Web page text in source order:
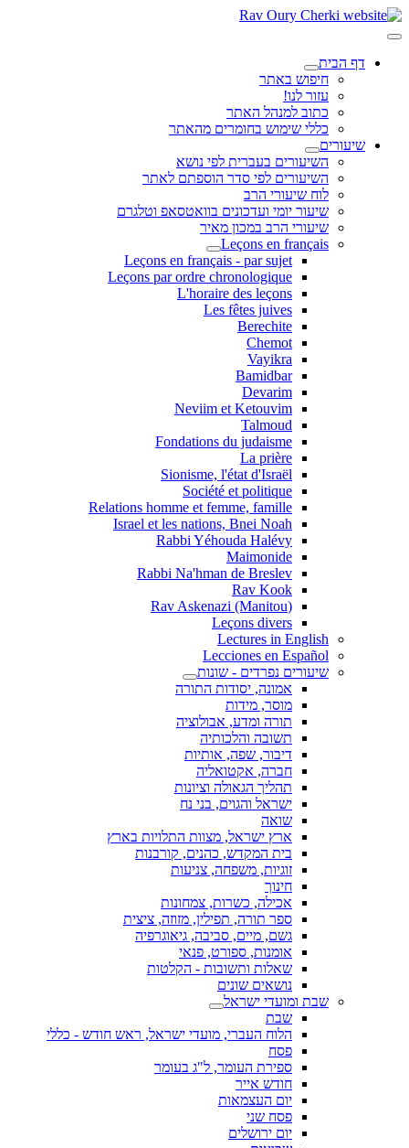
דף הבית
חיפוש באתר
עזור לנו!
כתוב למנהל האתר
כללי שימוש בחומרים מהאתר
שיעורים
השיעורים בעברית לפי נושא
השיעורים לפי סדר הוספתם לאתר
לוח שיעורי הרב
שיעור יומי ועדכונים בוואטסאפ וטלגרם
שיעורי הרב במכון מאיר
Leçons en français
Leçons en français - par sujet
Leçons par ordre chronologique
L'horaire des leçons
Les fêtes juives
Berechite
Chemot
Vayikra
Bamidbar
Devarim
Neviim et Ketouvim
Talmoud
Fondations du judaisme
La prière
Sionisme, l'état d'Israël
Société et politique
Relations homme et femme, famille
Israel et les nations, Bnei Noah
Rabbi Yéhouda Halévy
Maimonide
Rabbi Na'hman de Breslev
Rav Kook
(Rav Askenazi (Manitou
Leçons divers
Lectures in English
Lecciones en Español
שיעורים נפרדים - שונות
אמונה, יסודות התורה
מוסר, מידות
תורה ומדע, אבולוציה
תשובה והלכותיה
דיבור, שפה, אותיות
חברה, אקטואליה
תהליך הגאולה וציונות
ישראל והגוים, בני נח
שואה
ארץ ישראל, מצוות התלויות בארץ
בית המקדש, כהנים, קורבנות
זוגיות, משפחה, צניעות
חינוך
אכילה, כשרות, צמחונות
ספר תורה, תפילין, מזוזה, ציצית
גשם, מיים, סביבה, גיאוגרפיה
אומנות, ספורט, פנאי
שאלות ותשובות - הקלטות
נושאים שונים
שבת ומועדי ישראל
שבת
הלוח העברי, מועדי ישראל, ראש חודש - כללי
פסח
ספירת העומר, ל"ג בעומר
חודש אייר
יום העצמאות
פסח שני
יום ירושלים